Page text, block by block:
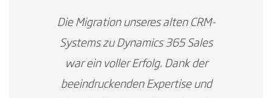
Die Migration unseres alten CRM-
Systems zu Dynamics 365 Sales
war ein voller Erfolg. Dank der
beeindruckenden Expertise und